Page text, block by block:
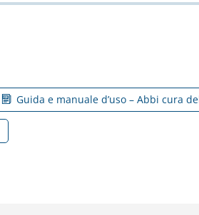
Guida e manuale d’uso – Abbi cura